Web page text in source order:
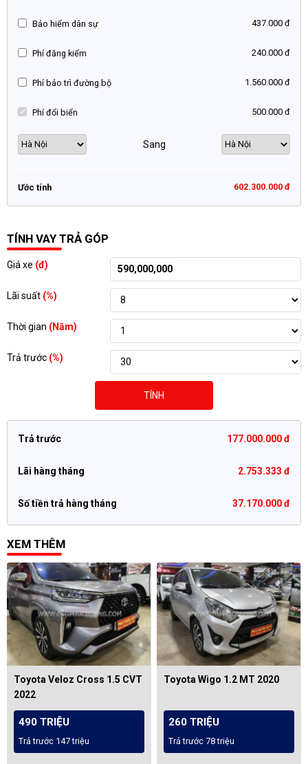
Bảo hiểm dân sự 437.000 đ
Phí đăng kiểm 240.000 đ
Phí bảo trì đường bộ 1.560.000 đ
Phí đổi biển 500.000 đ
Sang
Ước tính 602.300.000 đ
TÍNH VAY TRẢ GÓP
Giá xe (đ)
Lãi suất (%)
Thời gian (Năm)
Trả trước (%)
TÍNH
Trả trước 177.000.000 đ
Lãi hàng tháng 2.753.333 đ
Số tiền trả hàng tháng 37.170.000 đ
XEM THÊM
Toyota Veloz Cross 1.5 CVT
2022
490 TRIỆU
Trả trước 147 triệu
Toyota Wigo 1.2 MT 2020
260 TRIỆU
Trả trước 78 triệu